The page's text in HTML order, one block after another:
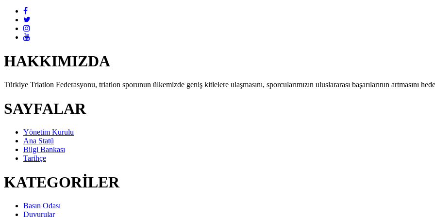
HAKKIMIZDA
Türkiye Triatlon Federasyonu, triatlon sporunun ülkemizde geniş kitlelere ulaşmasını, sporcularımızın uluslararası başarılarının artmasını
SAYFALAR
Yönetim Kurulu
Ana Statü
Bilgi Bankası
Tarihçe
KATEGORİLER
Basın Odası
Duyurular